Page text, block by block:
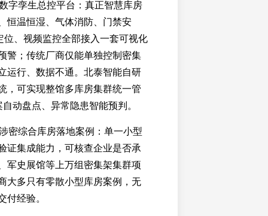
字孪生总控平台：真正智慧库房
恒温恒湿、气体消防、门禁安
位、视频监控全部接入一套可视化
警；传统厂商仅能单独控制密集
运行、数据不通。北泰智能自研
，可实现整馆多库房集群统一管
动盘点、异常隐患智能预判。
密综合库房落地案例：单一小型
证集成能力，可核查企业是否承
军史展馆等上万组密集架集群项
大多只有零散小型库房案例，无
付经验。